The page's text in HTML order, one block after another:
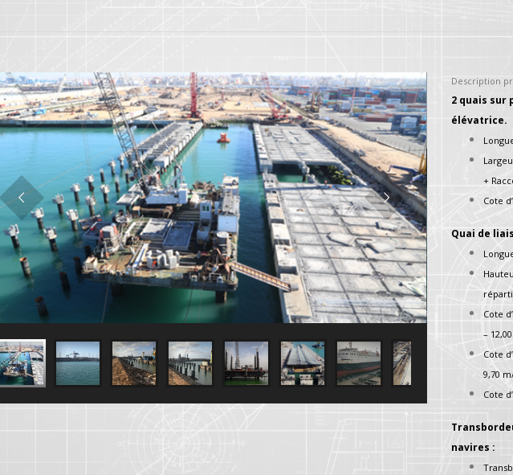
Description
2 quais sur
élévatrice.
+
Cote
Quai de
Cote
–
Cote
9,70
Cote
navires :